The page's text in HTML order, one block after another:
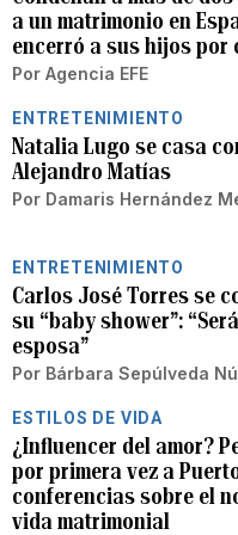
a un matrimonio en
encerró a sus hijos por
Por Agencia EFE
ENTRETENIMIENTO
Natalia Lugo se casa
Alejandro Matías
Por Damaris Hernández
ENTRETENIMIENTO
Carlos José Torres se
su “baby shower”:
esposa”
Por Bárbara Sepúlveda
ESTILOS DE VIDA
¿Influencer del amor?
por primera vez a
conferencias sobre el
vida matrimonial